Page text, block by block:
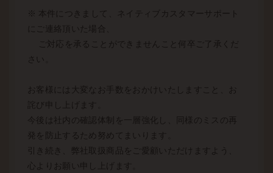
※ 本件につきまして、ネイティブカスタマーサポート
にご連絡頂いた場合、
ご対応を承ることができませんこと何卒ご了承くだ
さい。
お客様には大変なお手数をおかけいたしますこと、お
詫び申し上げます。
今後は社内の確認体制を一層強化し、同様のミスの再
発を防止するため努めてまいります。
引き続き、弊社取扱商品をご愛顧いただけますよう、
心よりお願い申し上げます。